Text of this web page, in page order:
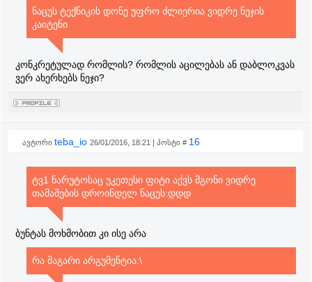
ნაცუს ტექნიკის დონე უფრო ძლიერია ვიდრე ნეჯის
კაიტენი
კონკრეტულად რომლის? რომლის აცილებას ან დაბლოკვას
ვერ ახერხებს ნეჯი?
ავტორი teba_io 26/01/2016, 18:21 | პოსტი # 16
ტვ1 ნარუტოსაც უკეთესი ფიტი აქვს მგონი ვიდრე
თამაშების დროინდელ ნაცუს:დდდ
ბუნტას მოხმობით კი ისე არა
რა მაგარი არგუმენტია:\